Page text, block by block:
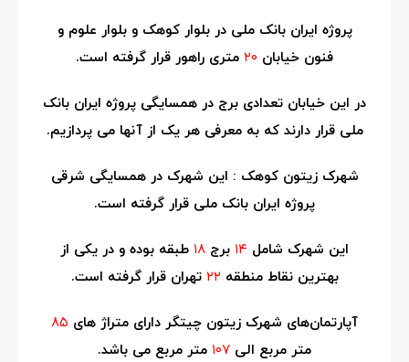
پروژه ایران بانک ملی در بلوار کوهک و بلوار علوم و
فنون خیابان ۲۰ متری راهور قرار گرفته است.
در این خیابان تعدادی برج در همسایگی پروژه ایران بانک
ملی قرار دارند که به معرفی هر یک از آنها می پردازیم.
شهرک زیتون کوهک : این شهرک در همسایگی شرقی
پروژه ایران بانک ملی قرار گرفته است.
این شهرک شامل ۱۴ برج ۱۸ طبقه بوده و در یکی از
بهترین نقاط منطقه ۲۲ تهران قرار گرفته است.
آپارتمان‌های شهرک زیتون چیتگر دارای متراژ های ۸۵
متر مربع الی ۱۰۷ متر مربع می باشد.